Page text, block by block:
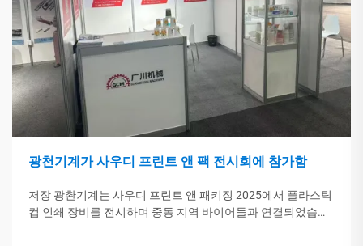
광천기계가 사우디 프린트 앤 팩 전시회에 참가함
저장 광촨기계는 사우디 프린트 앤 패키징 2025에서 플라스틱
컵 인쇄 장비를 전시하며 중동 지역 바이어들과 연결되었습니